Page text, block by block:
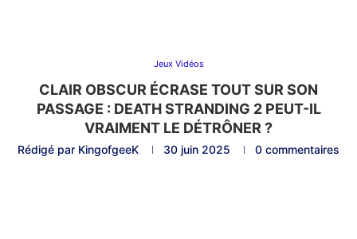
Jeux Vidéos
CLAIR OBSCUR ÉCRASE TOUT SUR SON
PASSAGE : DEATH STRANDING 2 PEUT-IL
VRAIMENT LE DÉTRÔNER ?
Rédigé par KingofgeeK 30 juin 2025 0 commentaires